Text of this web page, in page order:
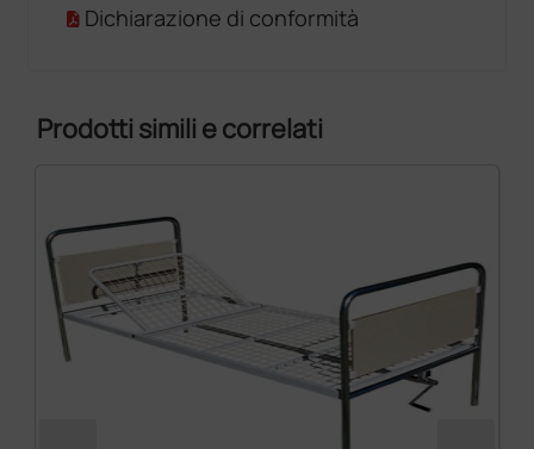
Dichiarazione di conformità
Prodotti simili e correlati